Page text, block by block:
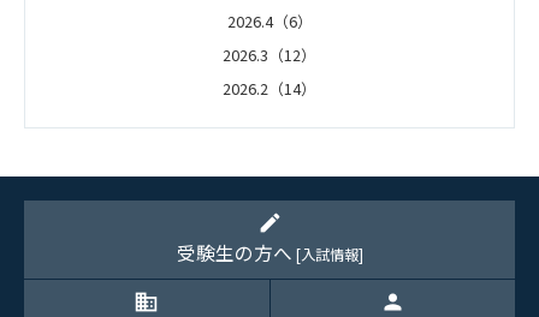
2026.4（6）
2026.3（12）
2026.2（14）
2026.1（5）
edit
受験生の方へ [入試情報]
domain person